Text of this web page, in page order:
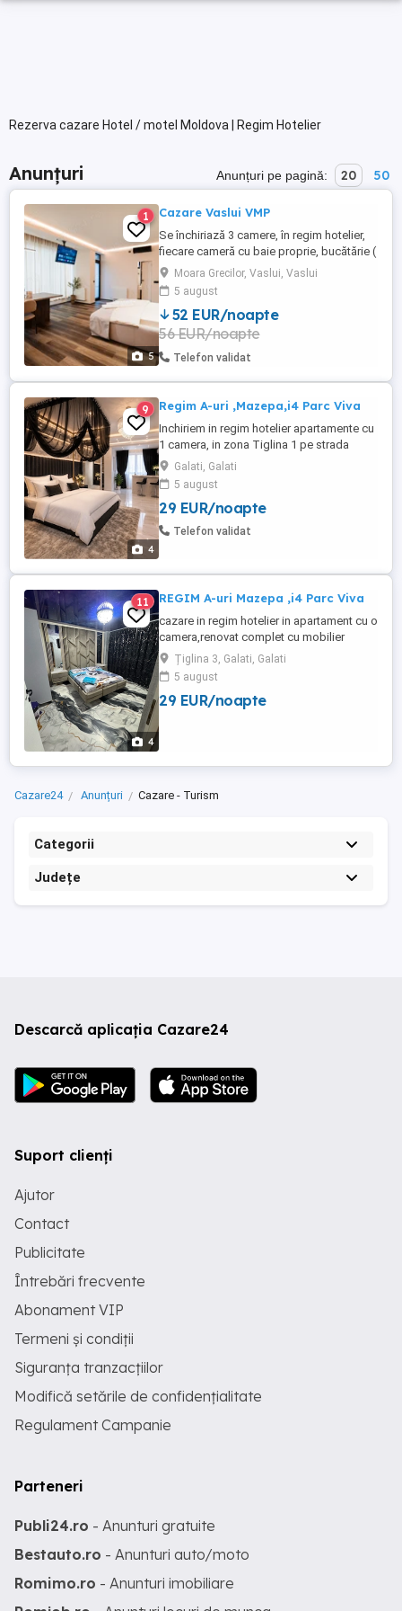
Rezerva cazare Hotel / motel Moldova | Regim Hotelier
Anunțuri Anunțuri pe pagină: 20 50
5
1 Cazare Vaslui VMP
Se închiriază 3 camere, în regim hotelier,
fiecare cameră cu baie proprie, bucătărie (
chicineta) , balcon, cale de acces
separată. Acestea sunt amplsate într-o
clădire nouă, an construcție 2024, în Mun.
Vaslui, strada Ștefan cel Mare, vis-a-vis de
Spitalul Jud.Vaslui. Prețul este de 275 zi.
pt.1 ...
Moara Grecilor, Vaslui, Vaslui
5 august
52 EUR/noapte
56 EUR/noapte
Telefon validat
4
9 Regim A-uri ,Mazepa,i4 Parc Viva
Inchiriem in regim hotelier apartamente cu
1 camera, in zona Tiglina 1 pe strada
Brailei. Punem la dispozitie prosoape,
asternuturi (spalate, calcate si
dezinfectate in spalatorii specializate),
obiecte de toaleta (gel de dus, sapun
lichid) pentru a va putea bucura de
Galati, Galati
5 august
29 EUR/noapte
Telefon validat
4
11 REGIM A-uri Mazepa ,i4 Parc Viva
cazare in regim hotelier in apartament cu o
camera,renovat complet cu mobilier
nou.Este utliat cu WIFI,AC tip
inverter,bucatarie complet utilata.
Apartamentul se afla in zona centrala
Mazepa 1,aproape de faleza Dunarii si
Țiglina 3, Galati, Galati
5 august
29 EUR/noapte
Cazare24 Anunțuri Cazare - Turism
Categorii
Județe
Descarcă aplicația Cazare24
Suport clienți
Ajutor
Contact
Publicitate
Întrebări frecvente
Abonament VIP
Termeni și condiții
Siguranța tranzacțiilor
Modifică setările de confidențialitate
Regulament Campanie
Parteneri
Publi24.ro - Anunturi gratuite
Bestauto.ro - Anunturi auto/moto
Romimo.ro - Anunturi imobiliare